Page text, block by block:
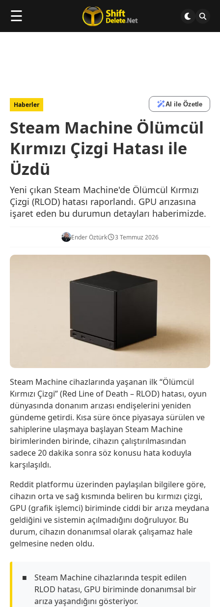
☰
Haberler AI ile Özetle
Steam Machine Ölümcül
Kırmızı Çizgi Hatası ile
Üzdü
Yeni çıkan Steam Machine'de Ölümcül Kırmızı
Çizgi (RLOD) hatası raporlandı. GPU arızasına
işaret eden bu durumun detayları haberimizde.
Ender Öztürk 3 Temmuz 2026
Steam Machine cihazlarında yaşanan ilk “Ölümcül
Kırmızı Çizgi” (Red Line of Death – RLOD) hatası, oyun
dünyasında donanım arızası endişelerini yeniden
gündeme getirdi. Kısa süre önce piyasaya sürülen ve
sahiplerine ulaşmaya başlayan Steam Machine
birimlerinden birinde, cihazın çalıştırılmasından
sadece 20 dakika sonra söz konusu hata koduyla
karşılaşıldı.
Reddit platformu üzerinden paylaşılan bilgilere göre,
cihazın orta ve sağ kısmında beliren bu kırmızı çizgi,
GPU (grafik işlemci) biriminde ciddi bir arıza meydana
geldiğini ve sistemin açılmadığını doğruluyor. Bu
durum, cihazın donanımsal olarak çalışamaz hale
gelmesine neden oldu.
Steam Machine cihazlarında tespit edilen
RLOD hatası, GPU biriminde donanımsal bir
arıza yaşandığını gösteriyor.